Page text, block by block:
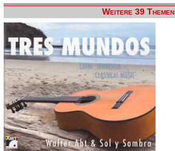
Weitere 39 Themen